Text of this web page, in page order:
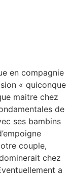
en compagnie
« quiconque
maitre chez
de
ses bambins
couple,
chez
a